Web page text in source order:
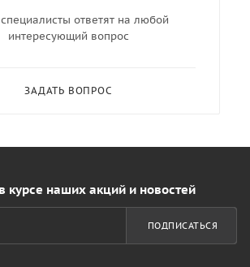
ответят на любой
интересующий вопрос
ЗАДАТЬ ВОПРОС
курсе наших акций и новостей
ПОДПИСАТЬСЯ